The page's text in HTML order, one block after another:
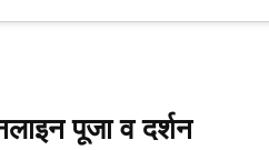
पूजा व दर्शन